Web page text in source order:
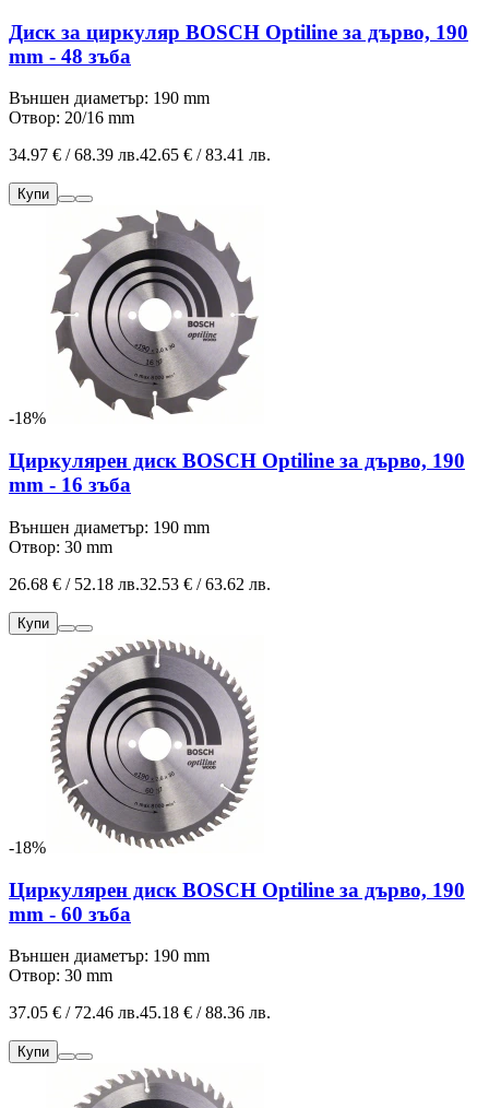
Диск за циркуляр BOSCH Optiline за дърво, 190
mm - 48 зъба
Външен диаметър: 190 mm
Отвор: 20/16 mm
34.97 € / 68.39 лв.42.65 € / 83.41 лв.
Купи
-18%
Циркулярен диск BOSCH Optiline за дърво, 190
mm - 16 зъба
Външен диаметър: 190 mm
Отвор: 30 mm
26.68 € / 52.18 лв.32.53 € / 63.62 лв.
Купи
-18%
Циркулярен диск BOSCH Optiline за дърво, 190
mm - 60 зъба
Външен диаметър: 190 mm
Отвор: 30 mm
37.05 € / 72.46 лв.45.18 € / 88.36 лв.
Купи